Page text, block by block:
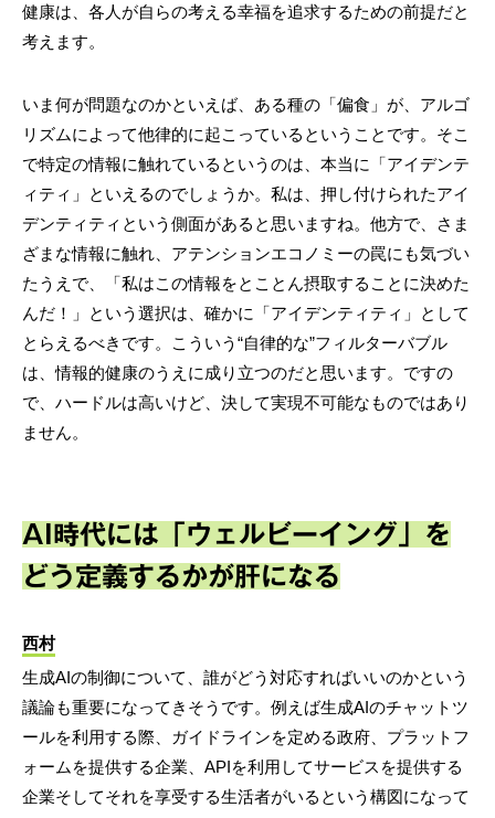
健康は、各人が自らの考える幸福を追求するための前提だと
考えます。
いま何が問題なのかといえば、ある種の「偏食」が、アルゴ
リズムによって他律的に起こっているということです。そこ
で特定の情報に触れているというのは、本当に「アイデンテ
ィティ」といえるのでしょうか。私は、押し付けられたアイ
デンティティという側面があると思いますね。他方で、さま
ざまな情報に触れ、アテンションエコノミーの罠にも気づい
たうえで、「私はこの情報をとことん摂取することに決めた
んだ！」という選択は、確かに「アイデンティティ」として
とらえるべきです。こういう“自律的な”フィルターバブル
は、情報的健康のうえに成り立つのだと思います。ですの
で、ハードルは高いけど、決して実現不可能なものではあり
ません。
AI時代には「ウェルビーイング」を
どう定義するかが肝になる
西村
生成AIの制御について、誰がどう対応すればいいのかという
議論も重要になってきそうです。例えば生成AIのチャットツ
ールを利用する際、ガイドラインを定める政府、プラットフ
ォームを提供する企業、APIを利用してサービスを提供する
企業そしてそれを享受する生活者がいるという構図になって